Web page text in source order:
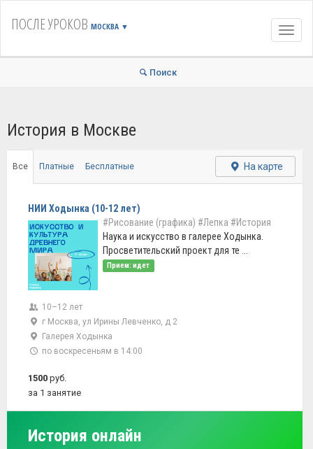
ПОСЛЕ УРОКОВ МОСКВА ▼
Поиск
История в Москве
Все Платные Бесплатные На карте
НИИ Ходынка (10-12 лет)
#Рисование (графика) #Лепка #История
Наука и искусство в галерее Ходынка.
Просветительский проект для те ...
Прием: идет
10–12 лет
г Москва, ул Ирины Левченко, д 2
Галерея Ходынка
по воскресеньям в 14:00
1500 руб.
за 1 занятие
История онлайн